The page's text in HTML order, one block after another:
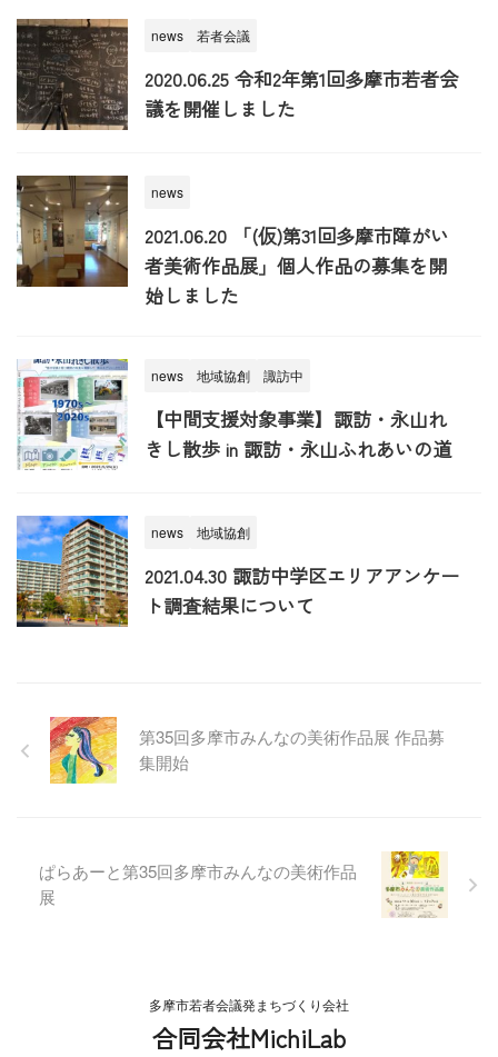
news 若者会議
2020.06.25 令和2年第1回多摩市若者会
議を開催しました
news
2021.06.20 「(仮)第31回多摩市障がい
者美術作品展」個人作品の募集を開
始しました
news 地域協創 諏訪中
【中間支援対象事業】諏訪・永山れ
きし散歩 in 諏訪・永山ふれあいの道
news 地域協創
2021.04.30 諏訪中学区エリアアンケー
ト調査結果について
第35回多摩市みんなの美術作品展 作品募
集開始
ぱらあーと第35回多摩市みんなの美術作品
展
多摩市若者会議発まちづくり会社
合同会社MichiLab